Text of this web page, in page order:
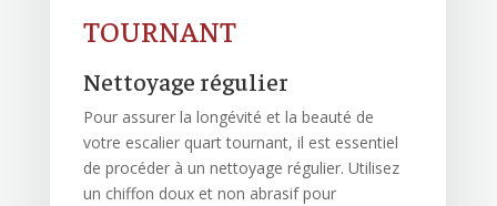
TOURNANT
Nettoyage régulier
Pour assurer la longévité et la beauté de
votre escalier quart tournant, il est essentiel
de procéder à un nettoyage régulier. Utilisez
un chiffon doux et non abrasif pour